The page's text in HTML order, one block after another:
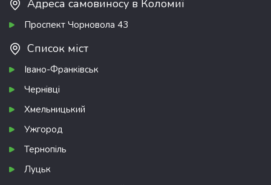
Адреса самовиносу в Коломиї
Проспект Чорновола 43
Список міст
Івано-Франківськ
Чернівці
Хмельницький
Ужгород
Тернопіль
Луцьк